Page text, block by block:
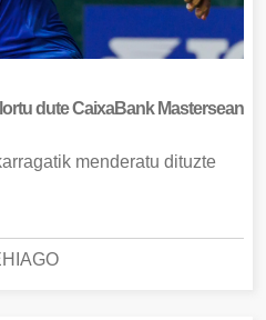
dute CaixaBank Mastersean
menderatu dituzte